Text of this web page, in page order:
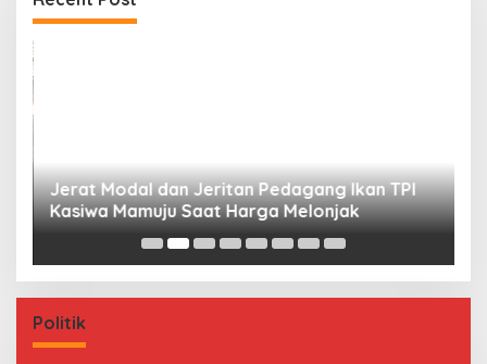
Jerat Modal dan Jeritan Pedagang Ikan TPI
Kasiwa Mamuju Saat Harga Melonjak
Politik